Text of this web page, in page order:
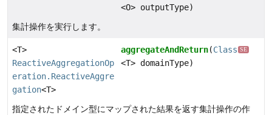
<O> outputType)
集計操作を実行します。
<T>
ReactiveAggregationOp
eration.ReactiveAggre
gation<T>
aggregateAndReturn(Class SE
<T> domainType)
指定されたドメイン型にマップされた結果を返す集計操作の作